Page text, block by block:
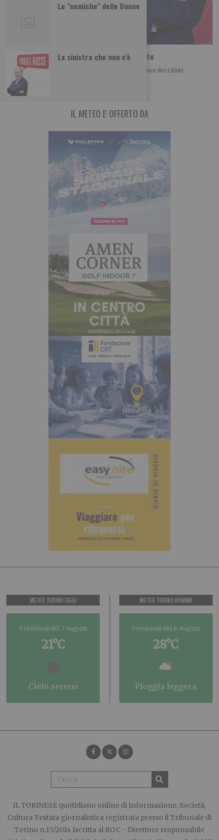
Le "nemiche" delle Donne
La sinistra che non c’è
Iren Ambiente acquista il 66% di ETAmbiente
Iren Ambiente consolida il posizionamento nel settore dei rifiuti
acquistando il 66% di ETAmbiente società attiva
IL METEO E' OFFERTO DA
METEO TORINO OGGI
Previsioni del 7 August
21°C
cielo sereno
METEO TORINO DOMANI
Previsioni del 8 August
28°C
pioggia leggera
IL TORINESE quotidiano online di Informazione, Società,
Cultura Testata giornalistica registrata presso il Tribunale di
Torino n.15/2014 Iscritta al ROC - Direttore responsabile